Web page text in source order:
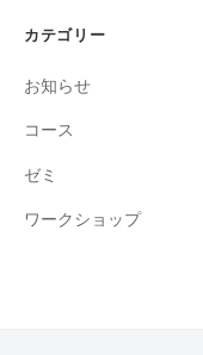
カテゴリー
お知らせ
コース
ゼミ
ワークショップ